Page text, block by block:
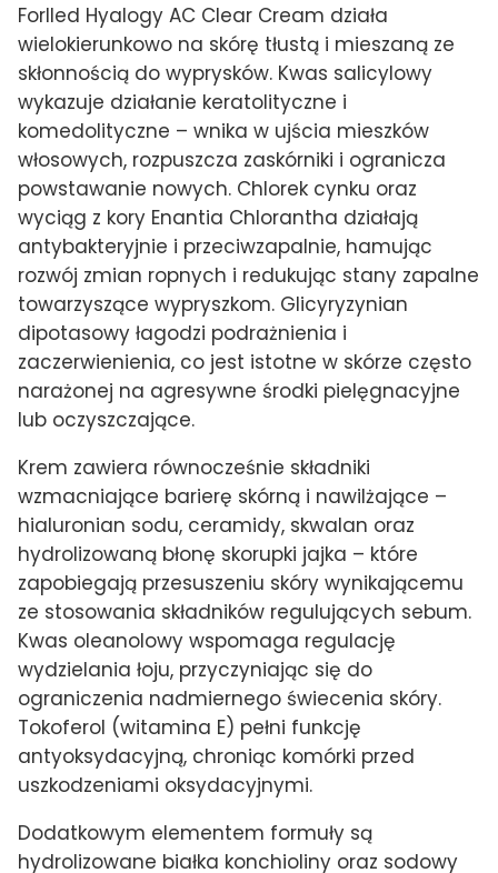
Forlled Hyalogy AC Clear Cream działa
wielokierunkowo na skórę tłustą i mieszaną ze
skłonnością do wyprysków. Kwas salicylowy
wykazuje działanie keratolityczne i
komedolityczne – wnika w ujścia mieszków
włosowych, rozpuszcza zaskórniki i ogranicza
powstawanie nowych. Chlorek cynku oraz
wyciąg z kory Enantia Chlorantha działają
antybakteryjnie i przeciwzapalnie, hamując
rozwój zmian ropnych i redukując stany zapalne
towarzyszące wypryszkom. Glicyryzynian
dipotasowy łagodzi podrażnienia i
zaczerwienienia, co jest istotne w skórze często
narażonej na agresywne środki pielęgnacyjne
lub oczyszczające.
Krem zawiera równocześnie składniki
wzmacniające barierę skórną i nawilżające –
hialuronian sodu, ceramidy, skwalan oraz
hydrolizowaną błonę skorupki jajka – które
zapobiegają przesuszeniu skóry wynikającemu
ze stosowania składników regulujących sebum.
Kwas oleanolowy wspomaga regulację
wydzielania łoju, przyczyniając się do
ograniczenia nadmiernego świecenia skóry.
Tokoferol (witamina E) pełni funkcję
antyoksydacyjną, chroniąc komórki przed
uszkodzeniami oksydacyjnymi.
Dodatkowym elementem formuły są
hydrolizowane białka konchioliny oraz sodowy